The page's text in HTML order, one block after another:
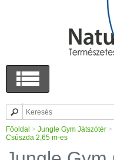
Főoldal > Jungle Gym Játszótér >
Csúszda 2,65 m-es